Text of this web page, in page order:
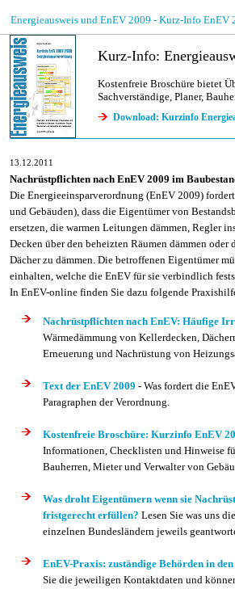
Energieausweis und EnEV 2009 - Kurz-Info EnEV
Kurz-Info:
Kostenfreie Broschüre bietet
Sachverständige, Planer,
Download: Kurzinfo
13.12.2011
Nachrüstpflichten nach EnEV 2009 im
Die Energieeinsparverordnung (EnEV 2009)
und Gebäuden), dass die Eigentümer von
ersetzen, die warmen Leitungen dämmen, Regler
Decken über den beheizten Räumen dämmen
Dächer zu dämmen. Die betroffenen Eigentümer
einhalten, welche die EnEV für sie verbindlich
In EnEV-online finden Sie dazu folgende
Nachrüstpflichten nach EnEV: Häufige
Wärmedämmung von Kellerdecken,
Erneuerung und Nachrüstung von
Text der EnEV 2009 - Was fordert die
Paragraphen der Verordnung.
Kostenfreie Broschüre: Kurzinfo EnEV
Informationen, Checklisten und Hinweise
Bauherren, Mieter und Verwalter von
Was droht Eigentümern wenn sie
fristgerecht erfüllen? Lesen Sie was uns
einzelnen Bundesländern jeweils
EnEV-Praxis: zuständige Behörden in
Sie die jeweiligen Kontaktdaten und